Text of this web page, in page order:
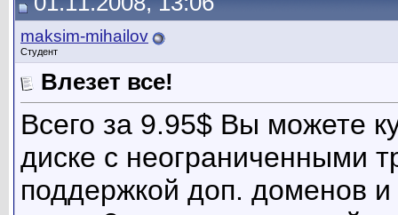
maksim-mihailov
Студент
Влезет все!
Всего за 9.95$ Вы можете
диске с неограниченными
поддержкой доп. доменов